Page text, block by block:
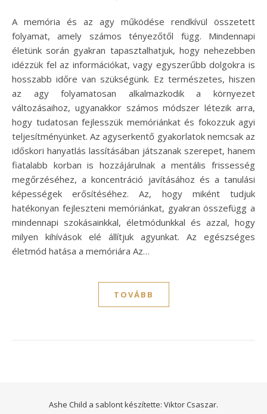
A memória és az agy működése rendkívül összetett
folyamat, amely számos tényezőtől függ. Mindennapi
életünk során gyakran tapasztalhatjuk, hogy nehezebben
idézzük fel az információkat, vagy egyszerűbb dolgokra is
hosszabb időre van szükségünk. Ez természetes, hiszen
az agy folyamatosan alkalmazkodik a környezet
változásaihoz, ugyanakkor számos módszer létezik arra,
hogy tudatosan fejlesszük memóriánkat és fokozzuk agyi
teljesítményünket. Az agyserkentő gyakorlatok nemcsak az
időskori hanyatlás lassításában játszanak szerepet, hanem
fiatalabb korban is hozzájárulnak a mentális frissesség
megőrzéséhez, a koncentráció javításához és a tanulási
képességek erősítéséhez. Az, hogy miként tudjuk
hatékonyan fejleszteni memóriánkat, gyakran összefügg a
mindennapi szokásainkkal, életmódunkkal és azzal, hogy
milyen kihívások elé állítjuk agyunkat. Az egészséges
életmód hatása a memóriára Az…
TOVÁBB
Ashe Child a sablont készítette: Viktor Csaszar.